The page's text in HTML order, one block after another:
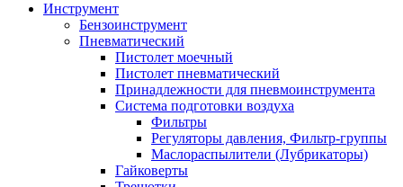
Инструмент
Бензоинструмент
Пневматический
Пистолет моечный
Пистолет пневматический
Принадлежности для пневмоинструмента
Система подготовки воздуха
Фильтры
Регуляторы давления, Фильтр-группы
Маслораспылители (Лубрикаторы)
Гайковерты